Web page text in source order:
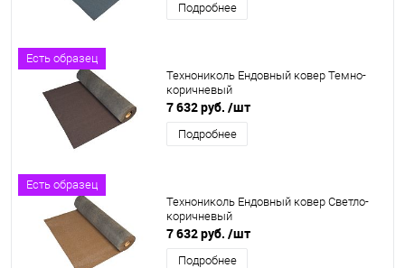
Подробнее
Есть образец
Технониколь Ендовный ковер Темно-
коричневый
7 632 руб. /шт
Подробнее
Есть образец
Технониколь Ендовный ковер Светло-
коричневый
7 632 руб. /шт
Подробнее